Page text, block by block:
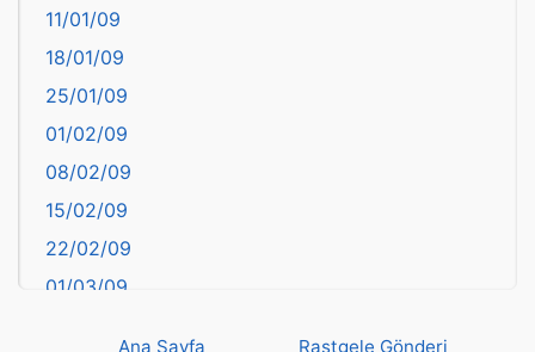
başkentler
Batman
Bayburt
Bilecik
Bingöl
Bitlis
Bolu
Burdur
11/01/09
18/01/09
25/01/09
01/02/09
08/02/09
15/02/09
22/02/09
01/03/09
Ana Sayfa Rastgele Gönderi